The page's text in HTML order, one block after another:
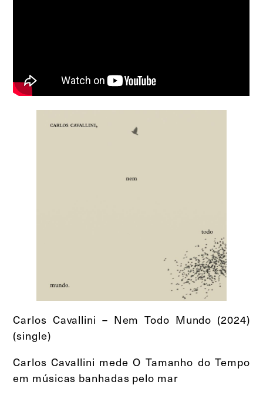
Carlos Cavallini – Nem Todo Mundo (2024)
(single)
Carlos Cavallini mede O Tamanho do Tempo
em músicas banhadas pelo mar